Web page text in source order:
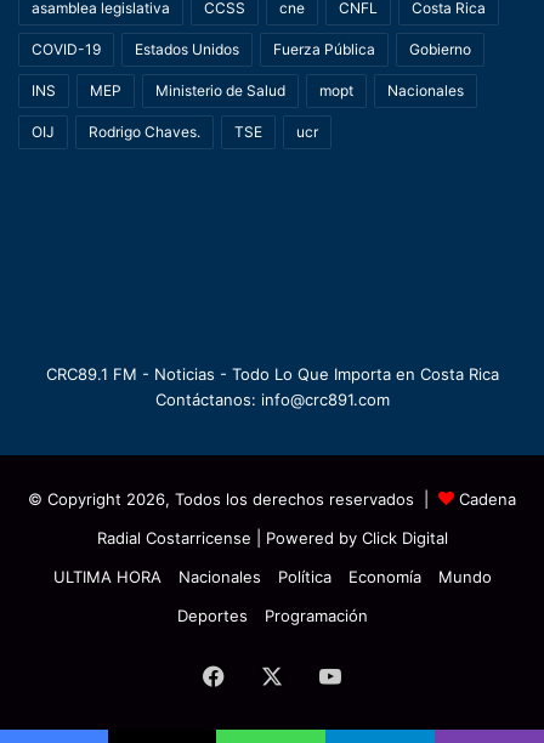
asamblea legislativa CCSS cne CNFL Costa Rica
COVID-19 Estados Unidos Fuerza Pública Gobierno
INS MEP Ministerio de Salud mopt Nacionales
OIJ Rodrigo Chaves. TSE ucr
CRC89.1 FM - Noticias - Todo Lo Que Importa en Costa Rica
Contáctanos: info@crc891.com
© Copyright 2026, Todos los derechos reservados |
Cadena
Radial Costarricense | Powered by Click Digital
ULTIMA HORA
Nacionales Política Economía
Mundo
Deportes
Programación
Facebook YouTube